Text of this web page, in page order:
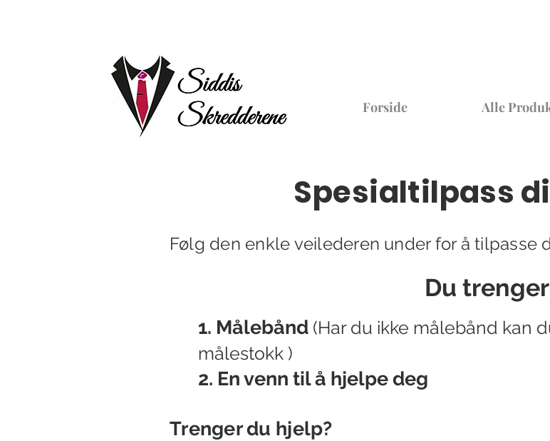
Forside Alle
Spesialtilpass
Følg den enkle veilederen under for å tilpasse
Du
1. Målebånd (Har du ikke målebånd kan
målestokk )
2. En venn til å hjelpe deg
Trenger du hjelp?